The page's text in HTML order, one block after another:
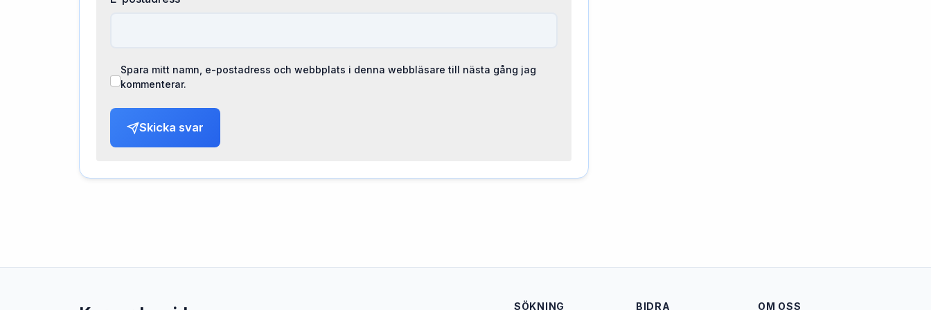
Spara mitt namn, e-postadress och webbplats i denna webbläsare till nästa gång jag
kommenterar.
Skicka svar
SÖKNING BIDRA OM OSS